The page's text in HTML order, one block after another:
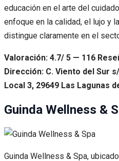
educación en el arte del
enfoque en la calidad, el lujo y
distingue claramente en el
Valoración: 4.7/ 5 — 116
Dirección: C. Viento del Sur
Local 3, 29649 Las Lagunas
Guinda Wellness &
Guinda Wellness & Spa,